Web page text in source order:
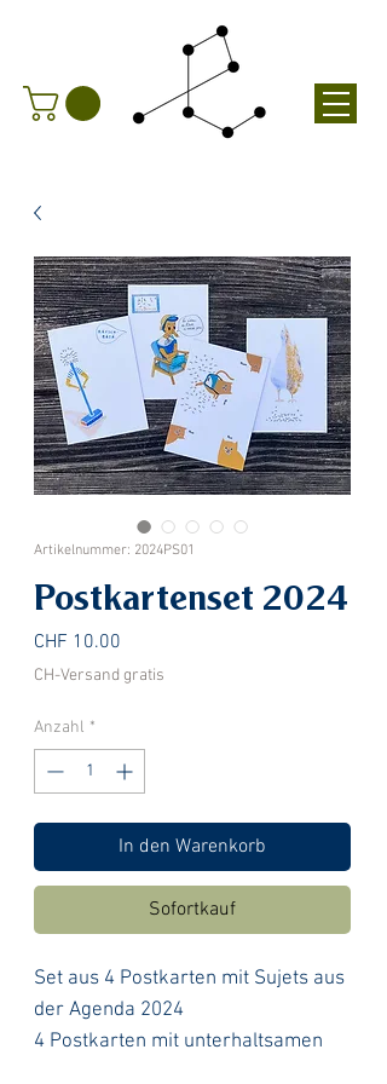
Artikelnummer: 2024PS01
Postkartenset 2024
CHF 10.00
CH-Versand gratis
Anzahl *
In den Warenkorb
Sofortkauf
Set aus 4 Postkarten mit Sujets aus
der Agenda 2024
4 Postkarten mit unterhaltsamen